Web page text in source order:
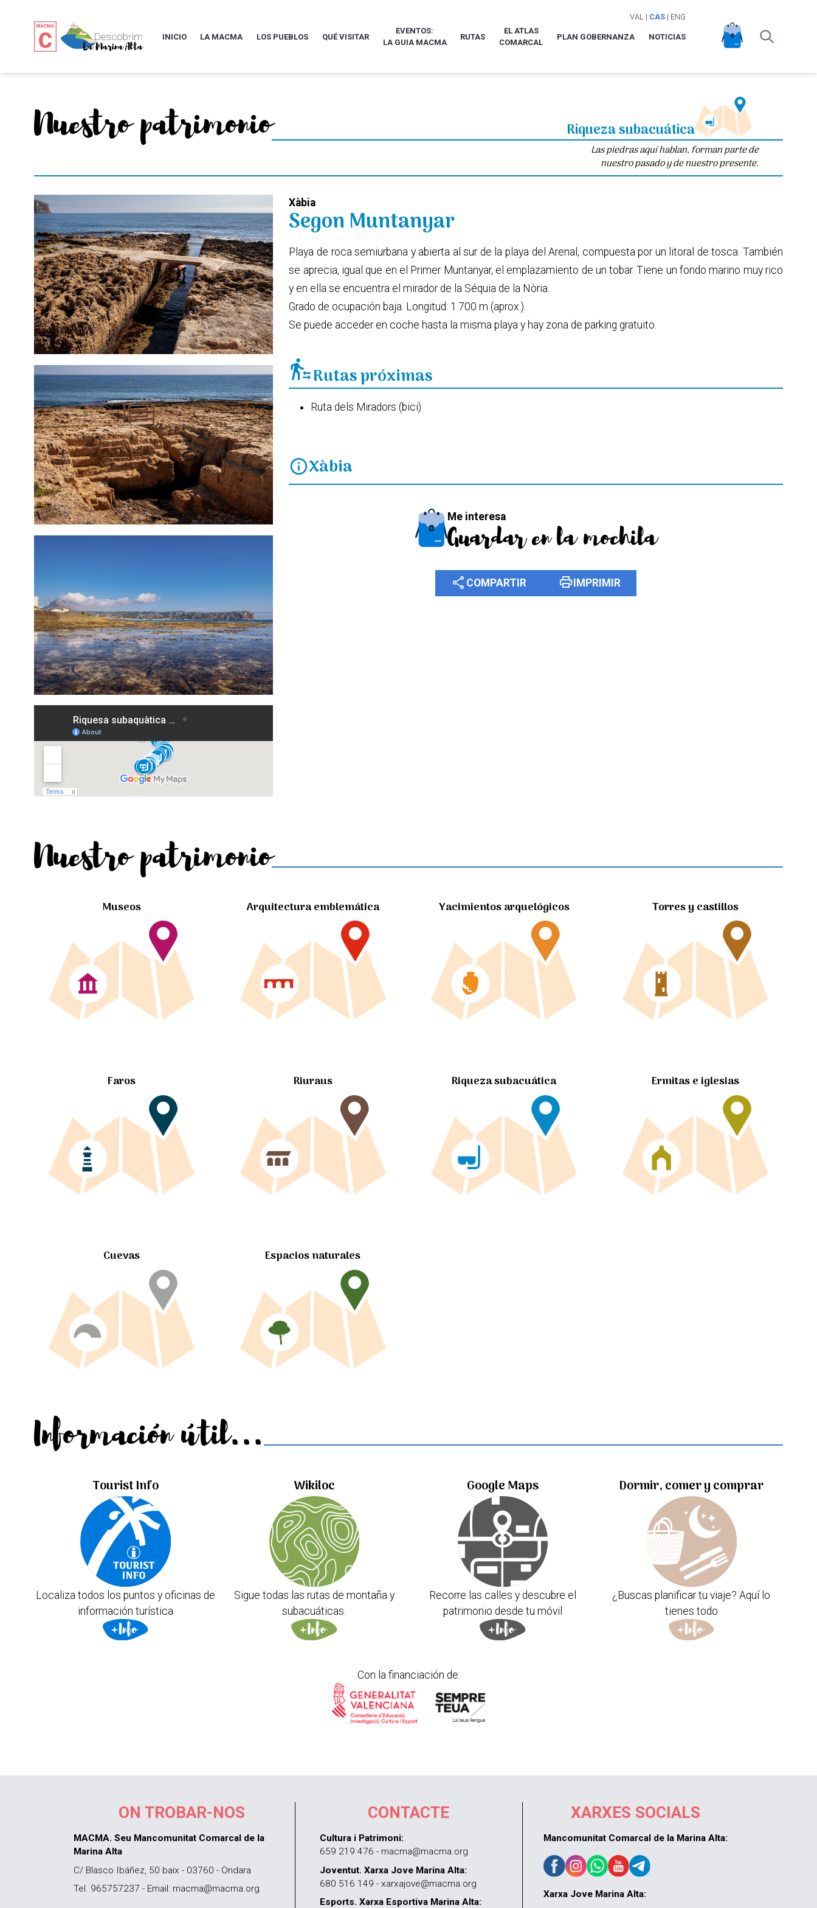
VAL | CAS| ENG
INICIO LA MACMA LOS PUEBLOS QUÉ VISITAR
EVENTOS:
LA GUIA MACMA
RUTAS
EL ATLAS
COMARCAL
PLAN GOBERNANZA NOTICIAS
Nuestro patrimonio Riqueza subacuática
Las piedras aquí hablan, forman parte de
nuestro pasado y de nuestro presente.
Xàbia
Segon Muntanyar
Playa de roca semiurbana y abierta al sur de la playa del Arenal, compuesta por un litoral de tosca. También
se aprecia, igual que en el Primer Muntanyar, el emplazamiento de un tobar. Tiene un fondo marino muy rico
y en ella se encuentra el mirador de la Séquia de la Nòria.
Grado de ocupación baja. Longitud: 1.700 m (aprox.).
Se puede acceder en coche hasta la misma playa y hay zona de parking gratuito.
transfer_within_a_stationRutas próximas
Ruta dels Miradors (bici)
infoXàbia
Me interesa
Guardar en la mochila
share COMPARTIR print IMPRIMIR
Nuestro patrimonio
Museos Arquitectura emblemática Yacimientos arquelógicos Torres y castillos
Faros Riuraus Riqueza subacuática Ermitas e iglesias
Cuevas Espacios naturales
Información útil...
Tourist Info
Localiza todos los puntos y oficinas de
información turística
Wikiloc
Sigue todas las rutas de montaña y
subacuáticas.
Google Maps
Recorre las calles y descubre el
patrimonio desde tu móvil
Dormir, comer y comprar
¿Buscas planificar tu viaje? Aquí lo
tienes todo
Con la financiación de:
ON TROBAR-NOS
MACMA. Seu Mancomunitat Comarcal de la
Marina Alta
C/ Blasco Ibáñez, 50 baix - 03760 - Ondara
Tel. 965757237 - Email: macma@macma.org
CONTACTE
Cultura i Patrimoni:
659 219 476 - macma@macma.org
Joventut. Xarxa Jove Marina Alta:
680 516 149 - xarxajove@macma.org
Esports. Xarxa Esportiva Marina Alta:
XARXES SOCIALS
Mancomunitat Comarcal de la Marina Alta:
Xarxa Jove Marina Alta: